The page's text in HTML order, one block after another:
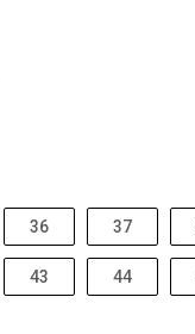
36 37
43 44